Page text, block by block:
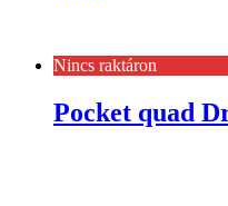
Nincs raktáron
Pocket quad